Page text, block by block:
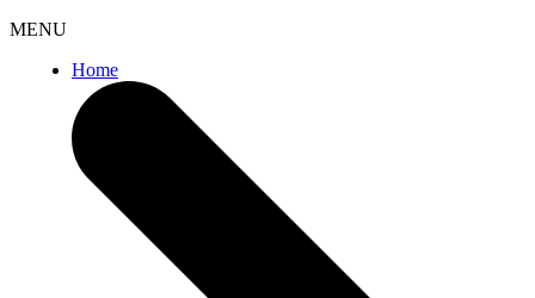
MENU
Home